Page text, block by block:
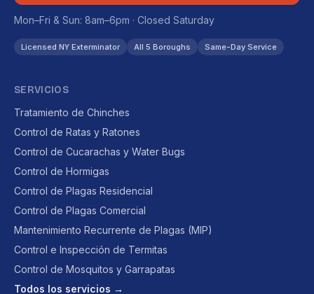
Mon–Fri & Sun: 8am–6pm · Closed Saturday
Licensed NY Exterminator All 5 Boroughs Same-Day Service
SERVICIOS
Tratamiento de Chinches
Control de Ratas y Ratones
Control de Cucarachas y Water Bugs
Control de Hormigas
Control de Plagas Residencial
Control de Plagas Comercial
Mantenimiento Recurrente de Plagas (MIP)
Control e Inspección de Termitas
Control de Mosquitos y Garrapatas
Todos los servicios →